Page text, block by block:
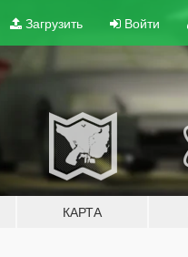
Загрузить Войти
КАРТА